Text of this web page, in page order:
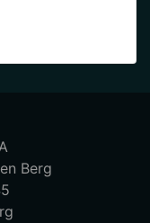
Berg